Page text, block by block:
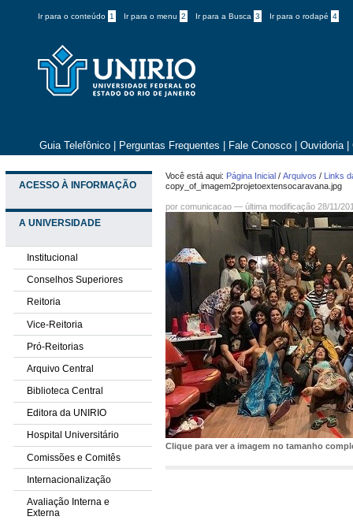
Ir para o conteúdo 1 Ir para o menu 2 Ir para a Busca 3 Ir para o rodapé 4
Guia Telefônico Perguntas Frequentes Fale Conosco Ouvidoria
ACESSO À INFORMAÇÃO
A UNIVERSIDADE
Institucional
Conselhos Superiores
Reitoria
Vice-Reitoria
Pró-Reitorias
Arquivo Central
Biblioteca Central
Editora da UNIRIO
Hospital Universitário
Comissões e Comitês
Internacionalização
Avaliação Interna e
Externa
Você está aqui: Página Inicial /Arquivos / Links
copy_of_imagem2projetoextensocaravana.jpg
por comunicacao —última modificação 28/11/
Clique para ver a imagem no tamanho